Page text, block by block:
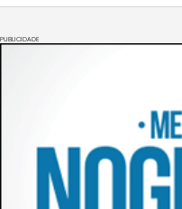
PUBLICIDADE